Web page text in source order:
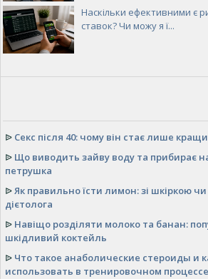
Наскільки ефективними є
ставок? Чи можу я ї...
ᐉ Секс після 40: чому він стає лише
ᐉ Що виводить зайву воду та прибирає
петрушка
ᐉЯк правильно їсти лимон: зі шкіркою чи
дієтолога
ᐉ Навіщо розділяти молоко та банан:
шкідливий коктейль
ᐉ Что такое анаболические стероиды и
использовать в тренировочном процессе